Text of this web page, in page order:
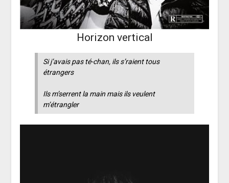
Horizon vertical
Si j’avais pas té-chan, ils s’raient tous
étrangers
Ils m’serrent la main mais ils veulent
m’étrangler